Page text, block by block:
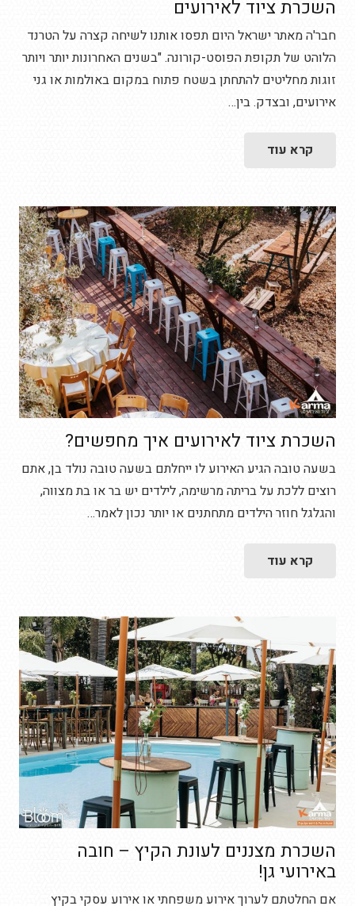
השכרת ציוד לאירועים
חבר'ה מאתר ישראל היום תפסו אותנו לשיחה קצרה על הטרנד
הלוהט של תקופת הפוסט-קורונה. "בשנים האחרונות יותר ויותר
זוגות מחליטים להתחתן בשטח פתוח במקום באולמות או גני
אירועים, ובצדק. בין…
קרא עוד
השכרת ציוד לאירועים איך מחפשים?
בשעה טובה הגיע האירוע לו ייחלתם בשעה טובה נולד בן, אתם
רוצים ללכת על בריתה מרשימה, לילדים יש בר או בת מצווה,
והגלגל חוזר הילדים מתחתנים או יותר נכון לאמר…
קרא עוד
השכרת מצננים לעונת הקיץ – חובה
באירועי גן!
אם החלטתם לערוך אירוע משפחתי או אירוע עסקי בקיץ